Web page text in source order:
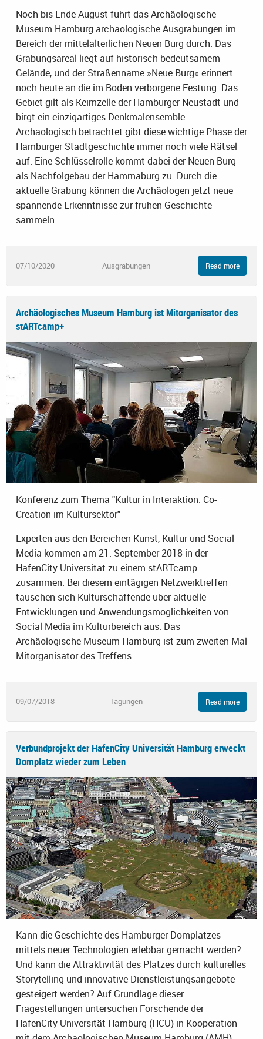
Noch bis Ende August führt das Archäologische
Museum Hamburg archäologische Ausgrabungen im
Bereich der mittelalterlichen Neuen Burg durch. Das
Grabungsareal liegt auf historisch bedeutsamem
Gelände, und der Straßenname »Neue Burg« erinnert
noch heute an die im Boden verborgene Festung. Das
Gebiet gilt als Keimzelle der Hamburger Neustadt und
birgt ein einzigartiges Denkmalensemble.
Archäologisch betrachtet gibt diese wichtige Phase der
Hamburger Stadtgeschichte immer noch viele Rätsel
auf. Eine Schlüsselrolle kommt dabei der Neuen Burg
als Nachfolgebau der Hammaburg zu. Durch die
aktuelle Grabung können die Archäologen jetzt neue
spannende Erkenntnisse zur frühen Geschichte
sammeln.
07/10/2020 Ausgrabungen Read more
Archäologisches Museum Hamburg ist Mitorganisator des
stARTcamp+
Konferenz zum Thema "Kultur in Interaktion. Co-
Creation im Kultursektor"
Experten aus den Bereichen Kunst, Kultur und Social
Media kommen am 21. September 2018 in der
HafenCity Universität zu einem stARTcamp
zusammen. Bei diesem eintägigen Netzwerktreffen
tauschen sich Kulturschaffende über aktuelle
Entwicklungen und Anwendungsmöglichkeiten von
Social Media im Kulturbereich aus. Das
Archäologische Museum Hamburg ist zum zweiten Mal
Mitorganisator des Treffens.
09/07/2018 Tagungen Read more
Verbundprojekt der HafenCity Universität Hamburg erweckt
Domplatz wieder zum Leben
Kann die Geschichte des Hamburger Domplatzes
mittels neuer Technologien erlebbar gemacht werden?
Und kann die Attraktivität des Platzes durch kulturelles
Storytelling und innovative Dienstleistungsangebote
gesteigert werden? Auf Grundlage dieser
Fragestellungen untersuchen Forschende der
HafenCity Universität Hamburg (HCU) in Kooperation